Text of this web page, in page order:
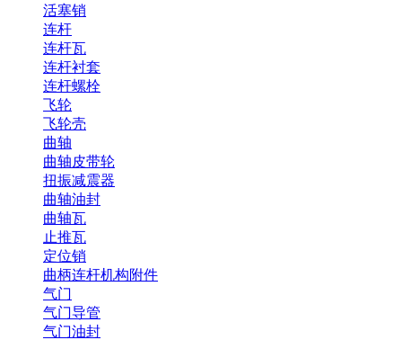
活塞销
连杆
连杆瓦
连杆衬套
连杆螺栓
飞轮
飞轮壳
曲轴
曲轴皮带轮
扭振减震器
曲轴油封
曲轴瓦
止推瓦
定位销
曲柄连杆机构附件
气门
气门导管
气门油封